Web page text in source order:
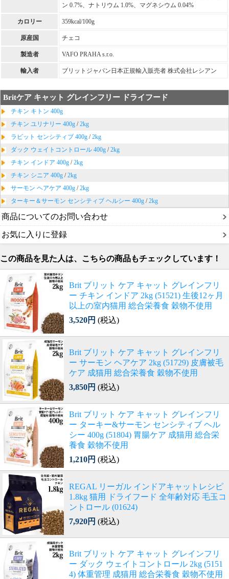
ン 0.7%、ナトリウム 1.0%、マグネシウム 0.04%
カロリー 359kcal/100g
原産国 チェコ
製造者 VAFO PRAHA s.r.o.
輸入者 ブリットジャパン日本正規輸入販売者 株式会社レシアン
Britケア キャット グレインフリー ドライフード
チキン キトン 400g
チキン ユリナリー 400g /2kg
ラビット センシティブ 400g /2kg
ダック ウェイトコントロール 400g /2kg
チキン インドア 400g /2kg
チキン シニア 400g /2kg
サーモン ヘアケア 400g /2kg
ターキー＆サーモン センシティブ ヘルシー 400g /2kg
商品についてのお問い合わせ
お気に入りに登録
この商品を見た人は、こちらの商品もチェックしています！
Brit ブリット ケア キャット グレインフリ
ー チキン インドア 2kg (51521) 生後12ヶ月
以上の室内猫用 総合栄養食 穀物不使用
3,520円 (税込)
Brit ブリット ケア キャット グレインフリ
ー サーモン ヘアケア 2kg (51729) 皮膚被毛
ケア 成猫用 総合栄養食 穀物不使用
3,850円 (税込)
Brit ブリット ケア キャット グレインフリ
ー ターキー&サーモン センシティブ ヘル
シー 400g (51804) 胃腸ケア 成猫用 総合栄
養食 穀物不使用
1,210円 (税込)
REGAL リーガル インドアキャットレシピ
1.8kg 猫用 ドライフード 全年齢対応 毛玉コ
ントロール (01624)
7,920円 (税込)
Brit ブリット ケア キャット グレインフリ
ー ダック ウェイトコントロール 2kg (5151
4) 体重管理 成猫用 総合栄養食 穀物不使用